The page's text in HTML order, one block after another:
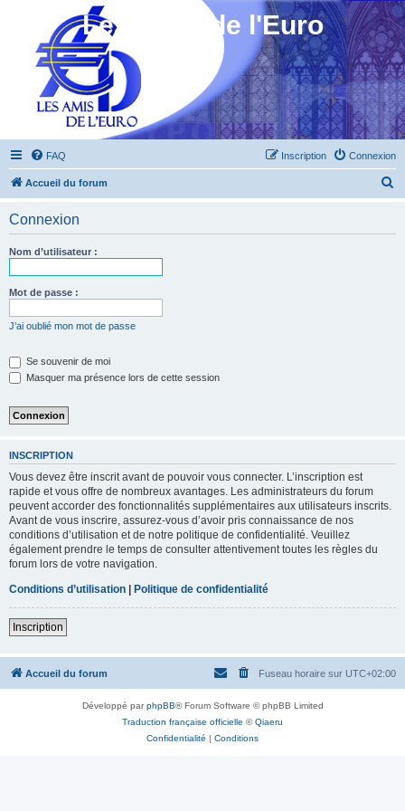
Les Amis de l'Euro
FAQ Connexion
Inscription
Accueil du forum
Connexion
Nom d’utilisateur :
Mot de passe :
J’ai oublié mon mot de passe
Se souvenir de moi
Masquer ma présence lors de cette session
INSCRIPTION
Vous devez être inscrit avant de pouvoir vous connecter. L’inscription est
rapide et vous offre de nombreux avantages. Les administrateurs du forum
peuvent accorder des fonctionnalités supplémentaires aux utilisateurs inscrits.
Avant de vous inscrire, assurez-vous d’avoir pris connaissance de nos
conditions d’utilisation et de notre politique de confidentialité. Veuillez
également prendre le temps de consulter attentivement toutes les règles du
forum lors de votre navigation.
Conditions d’utilisation | Politique de confidentialité
Inscription
Accueil du forum Fuseau horaire sur UTC+02:00
Développé parphpBB® Forum Software © phpBB Limited
Traduction française officielle ©Qiaeru
Confidentialité | Conditions